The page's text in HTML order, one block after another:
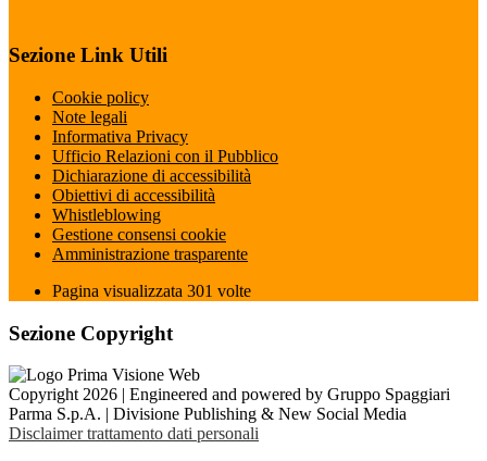
Sezione Link Utili
Cookie policy
Note legali
Informativa Privacy
Ufficio Relazioni con il Pubblico
Dichiarazione di accessibilità
Obiettivi di accessibilità
Whistleblowing
Gestione consensi cookie
Amministrazione trasparente
Pagina visualizzata 301 volte
Sezione Copyright
Copyright 2026 | Engineered and powered by Gruppo Spaggiari
Parma S.p.A. | Divisione Publishing & New Social Media
Disclaimer trattamento dati personali